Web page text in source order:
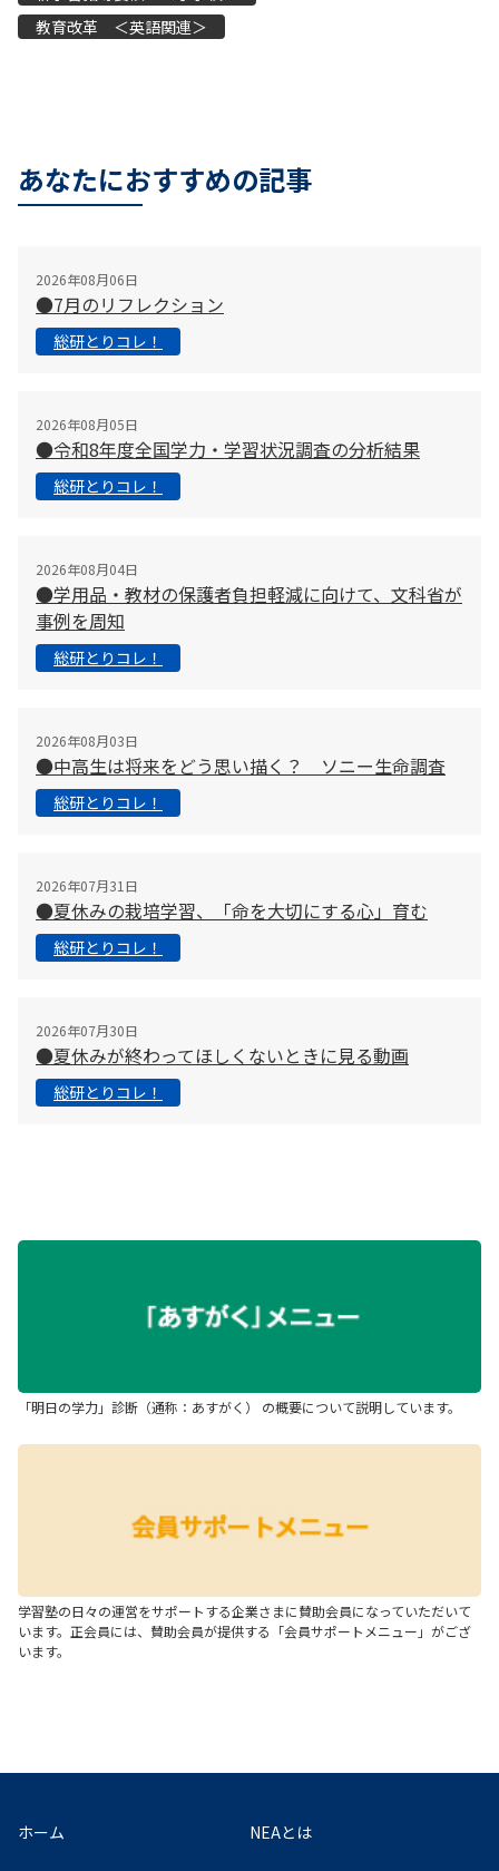
教育改革 ＜英語関連＞
あなたにおすすめの記事
2026年08月06日
●7月のリフレクション
総研とりコレ！
2026年08月05日
●令和8年度全国学力・学習状況調査の分析結果
総研とりコレ！
2026年08月04日
●学用品・教材の保護者負担軽減に向けて、文科省が
事例を周知
総研とりコレ！
2026年08月03日
●中高生は将来をどう思い描く？ ソニー生命調査
総研とりコレ！
2026年07月31日
●夏休みの栽培学習、「命を大切にする心」育む
総研とりコレ！
2026年07月30日
●夏休みが終わってほしくないときに見る動画
総研とりコレ！
「明日の学力」診断（通称：あすがく） の概要について説明しています。
学習塾の日々の運営をサポートする企業さまに賛助会員になっていただいて
います。正会員には、賛助会員が提供する「会員サポートメニュー」がござ
います。
ホーム NEAとは